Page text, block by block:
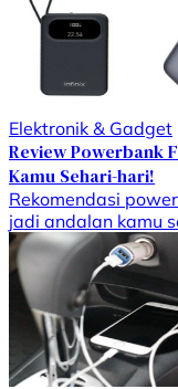
Elektronik & Gadget
Review Powerbank
Kamu Sehari-hari!
Rekomendasi
jadi andalan kamu